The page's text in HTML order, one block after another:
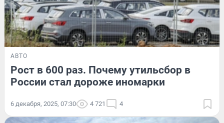
АВТО
Рост в 600 раз. Почему утильсбор в
России стал дороже иномарки
6 декабря, 2025, 07:30 4 721 4